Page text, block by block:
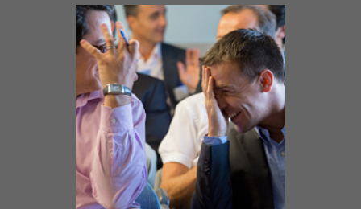
portraits corporate
portraits corporate originaux
Portraits de Managers
Reportage en entreprise
Reportage événementiel Paris
Reportage photo
Reportage photo en centre de formation
Reportage photo scientifique
Reportage photo événementiel à Paris
Photographe Industriel | Reportage Trihom
Chinon
Portraits de dirigeants / COMEX ORANO
Un Photographe professionnel à Paris pour le
Stade Français
Reportage événementiel à Paris : Hermès
Portraits de collaborateurs / LBO France Paris
Des portraits corporate originaux
Portraits Managers / Rimowa Cologne
Portraits Corporate Managers | Estate & Wines
Portraits Consultants Paris | Russel Reynolds
Portrait de chercheur / Fondation ARC
Photographe d’Entreprise | Illustration WEB
Reportage photo en milieu scientifique
Portrait institutionnel / CCFD-Terre Solidaire